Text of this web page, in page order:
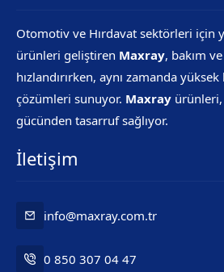
Otomotiv ve Hırdavat sektörleri için
ürünleri geliştiren Maxray, bakım
hızlandırırken, aynı zamanda
çözümleri sunuyor. Maxray
gücünden tasarruf sağlıyor.
İletişim
info@maxray.com.tr
0 850 307 04 47